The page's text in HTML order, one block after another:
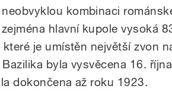
kombinaci
hlavní kupole vysoká
které je umístěn největší zvon
byla vysvěcena 16.
dokončena až roku 1923.